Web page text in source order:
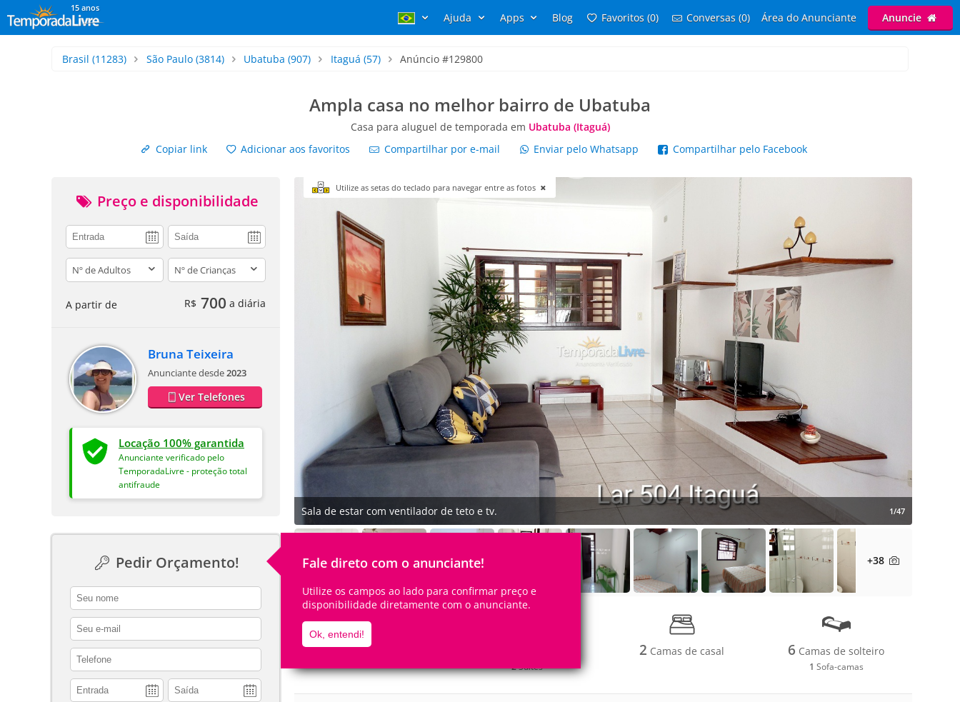
15 anos
Ajuda Apps Blog Favoritos (0) Conversas (0) Área do Anunciante Anuncie
Brasil (11283) São Paulo(3814) Ubatuba (907) Itaguá (57) Anúncio #129800
Ampla casa no melhor bairro de Ubatuba
Casa para aluguel de temporada em Ubatuba (Itaguá)
Copiar link
Adicionar aos favoritos Compartilhar por e-mail Enviar pelo Whatsapp Compartilhar pelo Facebook
Preço e disponibilidade
adults children
A partir de R$ 700 a diária
Bruna Teixeira
Anunciante desde2023
Ver Telefones
Locação 100% garantida
Anunciante verificado pelo
TemporadaLivre - proteção total
antifraude
Pedir Orçamento! Fale direto com o anunciante!
Utilize os campos ao lado para confirmar preço e
disponibilidade diretamente com o anunciante.
Ok, entendi!
contact_name
contact_email
contact_phone
Utilize as setas do teclado para navegar entre as fotos
Sala de estar com ventilador de teto e tv. 1/47
+38
12Pessoas
2Suítes
2 Camas de casal 6 Camas de solteiro
1 Sofa-camas